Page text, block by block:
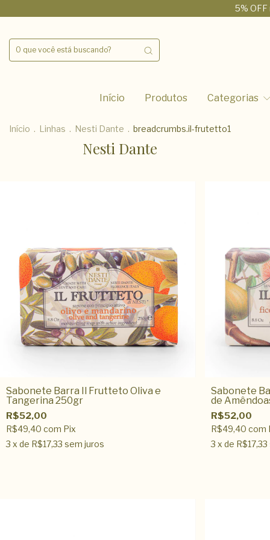
5%
Início Produtos Categorias
Início . Linhas . Nesti Dante . breadcrumbs.il-frutetto1
Nesti Dante
Sabonete Barra Il Frutteto Oliva e
Tangerina 250gr
R$52,00
R$49,40 com Pix
3 x de R$17,33 sem juros
Sabonete
de
R$52,00
R$49,40 com
3 x de R$17,33